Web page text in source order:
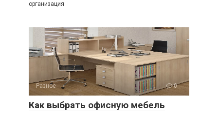
организация
Разное 0
Как выбрать офисную мебель